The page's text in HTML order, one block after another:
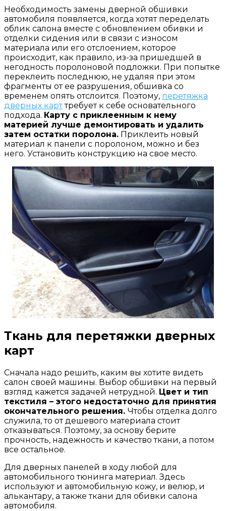
Необходимость замены дверной обшивки
автомобиля появляется, когда хотят переделать
облик салона вместе с обновлением обивки и
отделки сидения или в связи с износом
материала или его отслоением, которое
происходит, как правило, из-за пришедшей в
негодность поролоновой подложки. При попытке
переклеить последнюю, не удаляя при этом
фрагменты от ее разрушения, обшивка со
временем опять отслоится. Поэтому, перетяжка
дверных карттребует к себе основательного
подхода. Карту с приклеенным к нему
материей лучше демонтировать и удалить
затем остатки поролона. Приклеить новый
материал к панели с поролоном, можно и без
него. Установить конструкцию на свое место.
Ткань для перетяжки дверных
карт
Сначала надо решить, каким вы хотите видеть
салон своей машины. Выбор обшивки на первый
взгляд кажется задачей нетрудной. Цвет и тип
текстиля – этого недостаточно для принятия
окончательного решения. Чтобы отделка долго
служила, то от дешевого материала стоит
отказываться. Поэтому, за основу берите
прочность, надежность и качество ткани, а потом
все остальное.
Для дверных панелей в ходу любой для
автомобильного тюнинга материал. Здесь
используют и автомобильную кожу, и велюр, и
алькантару, а также ткани для обивки салона
автомобиля.